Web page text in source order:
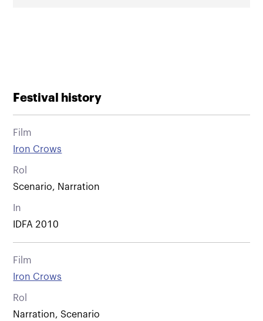
Festival history
Film
Iron Crows
Rol
Scenario, Narration
In
IDFA 2010
Film
Iron Crows
Rol
Narration, Scenario